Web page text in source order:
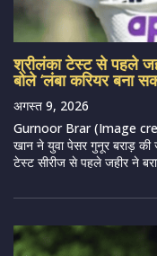
श्रीलंका टेस्ट से पहले
बोले ‘लंबा करियर बना
अगस्त 9, 2026
Gurnoor Brar (Image
खान ने युवा पेसर गुनूर बराड़
टेस्ट सीरीज से पहले जहीर ने